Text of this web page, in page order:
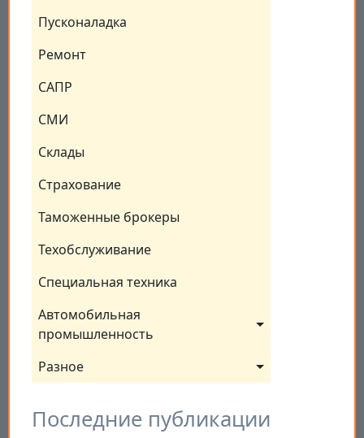
Пусконаладка
Ремонт
САПР
СМИ
Склады
Страхование
Таможенные брокеры
Техобслуживание
Специальная техника
Автомобильная
промышленность
Разное
Последние публикации